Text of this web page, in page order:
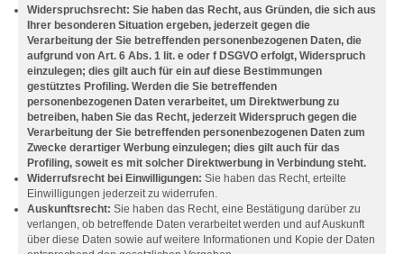
Widerspruchsrecht: Sie haben das Recht, aus Gründen, die sich aus
Ihrer besonderen Situation ergeben, jederzeit gegen die
Verarbeitung der Sie betreffenden personenbezogenen Daten, die
aufgrund von Art. 6 Abs. 1 lit. e oder f DSGVO erfolgt, Widerspruch
einzulegen; dies gilt auch für ein auf diese Bestimmungen
gestütztes Profiling. Werden die Sie betreffenden
personenbezogenen Daten verarbeitet, um Direktwerbung zu
betreiben, haben Sie das Recht, jederzeit Widerspruch gegen die
Verarbeitung der Sie betreffenden personenbezogenen Daten zum
Zwecke derartiger Werbung einzulegen; dies gilt auch für das
Profiling, soweit es mit solcher Direktwerbung in Verbindung steht.
Widerrufsrecht bei Einwilligungen: Sie haben das Recht, erteilte
Einwilligungen jederzeit zu widerrufen.
Auskunftsrecht: Sie haben das Recht, eine Bestätigung darüber zu
verlangen, ob betreffende Daten verarbeitet werden und auf Auskunft
über diese Daten sowie auf weitere Informationen und Kopie der Daten